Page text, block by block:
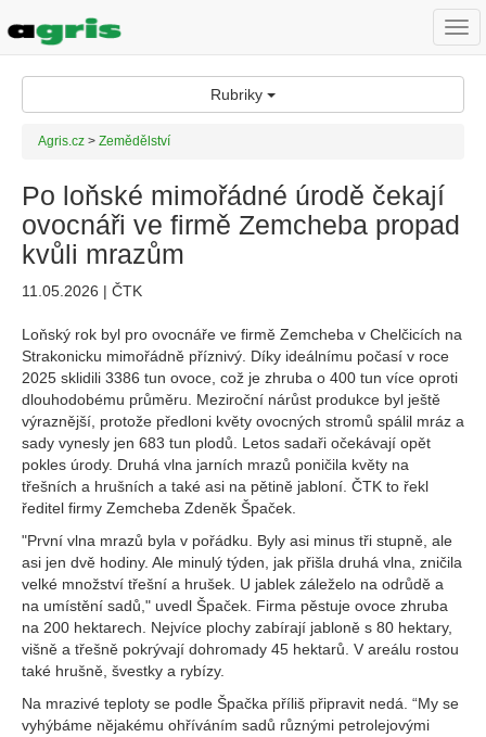
Rubriky
Agris.cz > Zemědělství
Po loňské mimořádné úrodě čekají
ovocnáři ve firmě Zemcheba propad
kvůli mrazům
11.05.2026 | ČTK
Loňský rok byl pro ovocnáře ve firmě Zemcheba v Chelčicích na
Strakonicku mimořádně příznivý. Díky ideálnímu počasí v roce
2025 sklidili 3386 tun ovoce, což je zhruba o 400 tun více oproti
dlouhodobému průměru. Meziroční nárůst produkce byl ještě
výraznější, protože předloni květy ovocných stromů spálil mráz a
sady vynesly jen 683 tun plodů. Letos sadaři očekávají opět
pokles úrody. Druhá vlna jarních mrazů poničila květy na
třešních a hrušních a také asi na pětině jabloní. ČTK to řekl
ředitel firmy Zemcheba Zdeněk Špaček.
"První vlna mrazů byla v pořádku. Byly asi minus tři stupně, ale
asi jen dvě hodiny. Ale minulý týden, jak přišla druhá vlna, zničila
velké množství třešní a hrušek. U jablek záleželo na odrůdě a
na umístění sadů," uvedl Špaček. Firma pěstuje ovoce zhruba
na 200 hektarech. Nejvíce plochy zabírají jabloně s 80 hektary,
višně a třešně pokrývají dohromady 45 hektarů. V areálu rostou
také hrušně, švestky a rybízy.
Na mrazivé teploty se podle Špačka příliš připravit nedá. “My se
vyhýbáme nějakému ohříváním sadů různými petrolejovými